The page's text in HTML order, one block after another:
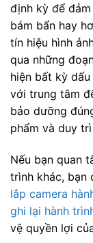
định kỳ để
bám bẩn hay
tín hiệu hình
qua những
hiện bất kỳ
với trung tâm
bảo dưỡng
phẩm và duy
Nếu bạn quan
trình khác, bạn
lắp camera
ghi lại hành
vệ quyền lợi